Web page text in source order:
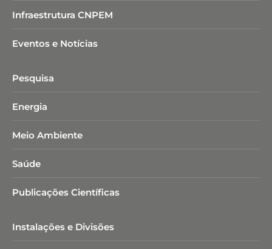
Infraestrutura CNPEM
Eventos e Notícias
Pesquisa
Energia
Meio Ambiente
Saúde
Publicações Científicas
Instalações e Divisões